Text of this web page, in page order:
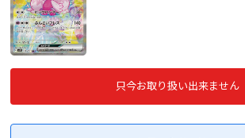
只今お取り扱い出来ません